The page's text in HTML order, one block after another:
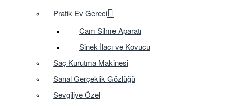
Pratik Ev Gereci
Cam Silme Aparatı
Sinek İlacı ve Kovucu
Saç Kurutma Makinesi
Sanal Gerçeklik Gözlüğü
Sevgiliye Özel